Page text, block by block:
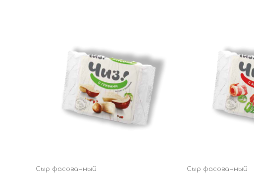
Сыр фасованный Сыр фасованный